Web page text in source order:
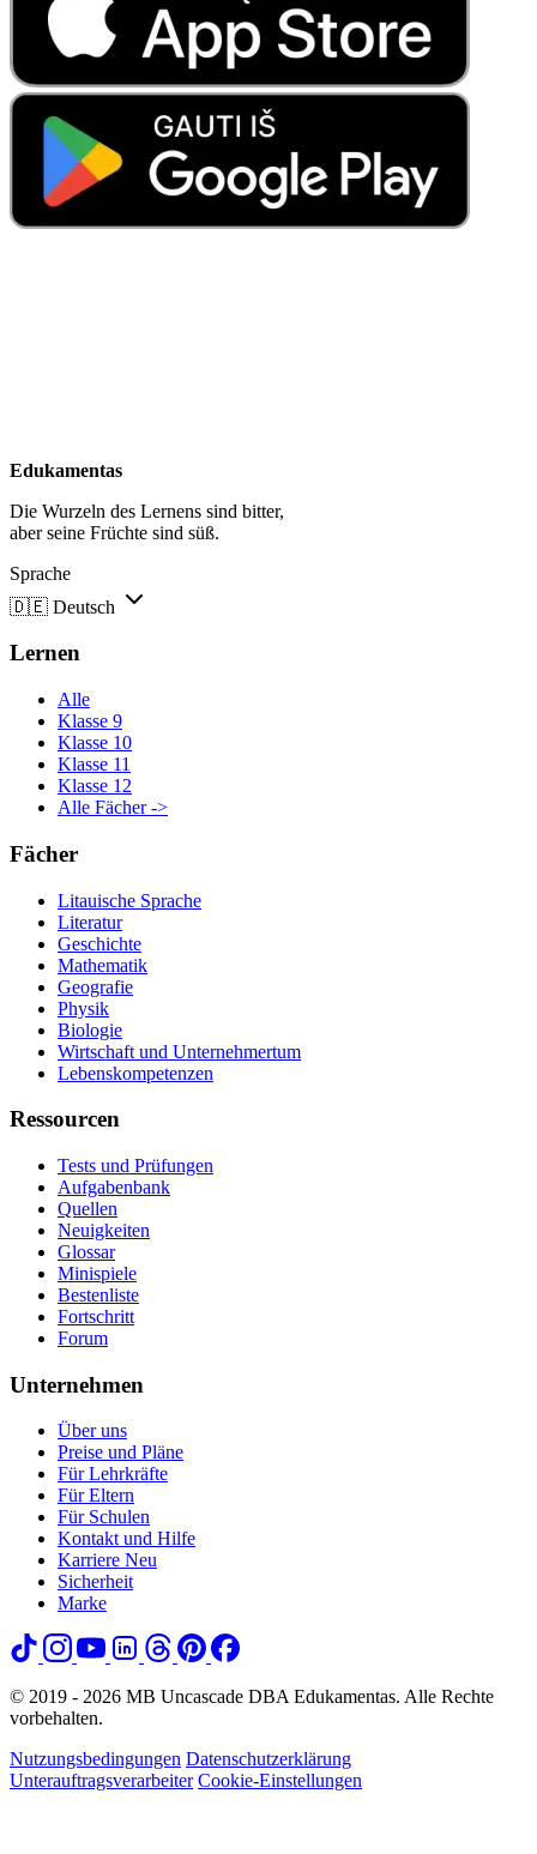
Edukamentas
Die Wurzeln des Lernens sind bitter,
aber seine Früchte sind süß.
Sprache
🇩🇪 Deutsch
Lernen
Alle
Klasse 9
Klasse 10
Klasse 11
Klasse 12
Alle Fächer ->
Fächer
Litauische Sprache
Literatur
Geschichte
Mathematik
Geografie
Physik
Biologie
Wirtschaft und Unternehmertum
Lebenskompetenzen
Ressourcen
Tests und Prüfungen
Aufgabenbank
Quellen
Neuigkeiten
Glossar
Minispiele
Bestenliste
Fortschritt
Forum
Unternehmen
Über uns
Preise und Pläne
Für Lehrkräfte
Für Eltern
Für Schulen
Kontakt und Hilfe
Karriere Neu
Sicherheit
Marke
© 2019 - 2026 MB Uncascade DBA Edukamentas. Alle Rechte
vorbehalten.
Nutzungsbedingungen Datenschutzerklärung
Unterauftragsverarbeiter Cookie-Einstellungen